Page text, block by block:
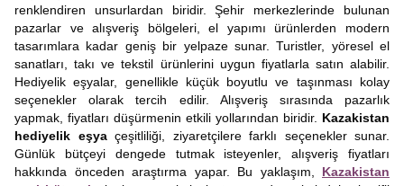
renklendiren unsurlardan biridir. Şehir merkezlerinde bulunan
pazarlar ve alışveriş bölgeleri, el yapımı ürünlerden modern
tasarımlara kadar geniş bir yelpaze sunar. Turistler, yöresel el
sanatları, takı ve tekstil ürünlerini uygun fiyatlarla satın alabilir.
Hediyelik eşyalar, genellikle küçük boyutlu ve taşınması kolay
seçenekler olarak tercih edilir. Alışveriş sırasında pazarlık
yapmak, fiyatları düşürmenin etkili yollarından biridir. Kazakistan
hediyelik eşyaçeşitliliği, ziyaretçilere farklı seçenekler sunar.
Günlük bütçeyi dengede tutmak isteyenler, alışveriş fiyatları
hakkında önceden araştırma yapar. Bu yaklaşım,
Kazakistan